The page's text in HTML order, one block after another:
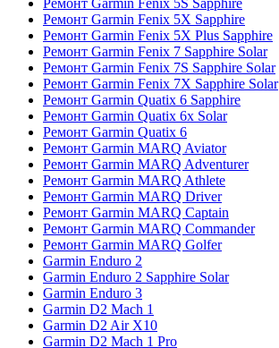
Ремонт Garmin Fenix 5S Sapphire
Ремонт Garmin Fenix 5X Sapphire
Ремонт Garmin Fenix 5X Plus Sapphire
Ремонт Garmin Fenix 7 Sapphire Solar
Ремонт Garmin Fenix 7S Sapphire Solar
Ремонт Garmin Fenix 7X Sapphire Solar
Ремонт Garmin Quatix 6 Sapphire
Ремонт Garmin Quatix 6x Solar
Ремонт Garmin Quatix 6
Ремонт Garmin MARQ Aviator
Ремонт Garmin MARQ Adventurer
Ремонт Garmin MARQ Athlete
Ремонт Garmin MARQ Driver
Ремонт Garmin MARQ Captain
Ремонт Garmin MARQ Commander
Ремонт Garmin MARQ Golfer
Garmin Enduro 2
Garmin Enduro 2 Sapphire Solar
Garmin Enduro 3
Garmin D2 Mach 1
Garmin D2 Air X10
Garmin D2 Mach 1 Pro